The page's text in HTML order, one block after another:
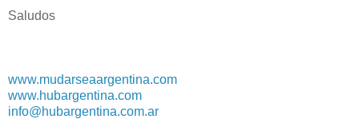
Saludos
www.mudarseaargentina.com
www.hubargentina.com
info@hubargentina.com.ar